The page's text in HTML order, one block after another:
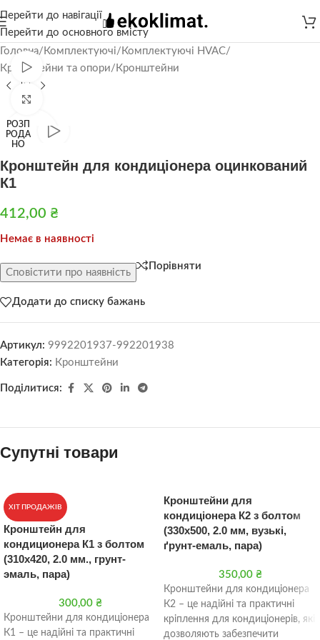
Перейти до навігації
Перейти до основного вмісту
Головна/ Комплектуючі/ Комплектуючі HVAC/
Кронштейни та опори/ Кронштейни
РОЗП
РОДА
НО
Дивитися відео
Кронштейн для кондиціонера оцинкований
К1
412,00 ₴
Немає в наявності
Сповістити про наявність
Порівняти
Додати до списку бажань
Артикул: 9992201937-992201938
Категорія: Кронштейни
Поділитися:
Супутні товари
ХІТ ПРОДАЖІВ
Кронштейн для
кондиционера К1 з болтом
(310х420, 2.0 мм., грунт-
эмаль, пара)
300,00 ₴
Кронштейни для кондиціонера
К1 – це надійні та практичні
Кронштейни для
кондиціонера К2 з болтом
(330х500, 2.0 мм, вузькі,
ґрунт-емаль, пара)
350,00 ₴
Кронштейни для кондиціонера
К2 – це надійні та практичні
кріплення для кондиціонерів, які
дозволяють забезпечити